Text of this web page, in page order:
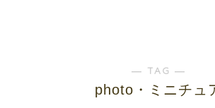
― TAG ―
photo・ミニチュ